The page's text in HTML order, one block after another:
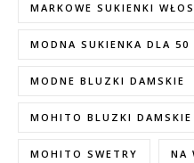
MARKOWE SUKIENKI
MODNA SUKIENKA DLA 50
MODNE BLUZKI DAMSKIE
MOHITO BLUZKI DAMSKIE
MOHITO SWETRY NA